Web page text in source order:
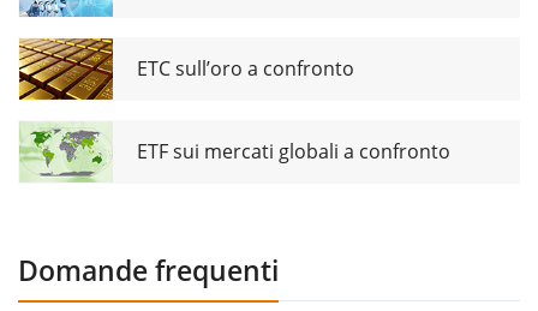
ETC sull’oro a confronto
ETF sui mercati globali a confronto
Domande frequenti